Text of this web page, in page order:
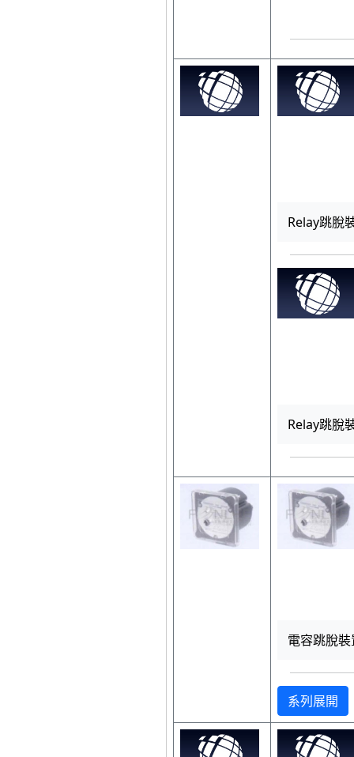
Relay跳脫
Relay跳脫
電容跳脫裝
系列展開